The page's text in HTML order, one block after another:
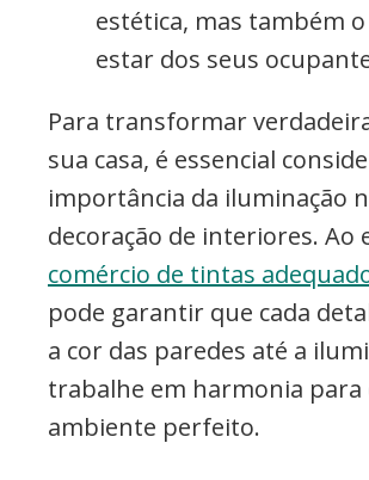
estética, mas também
estar dos seus
Para transformar
sua casa, é essencial
importância da iluminação
decoração de interiores. Ao
comércio de tintas
pode garantir que cada
a cor das paredes até a
trabalhe em harmonia para
ambiente perfeito.